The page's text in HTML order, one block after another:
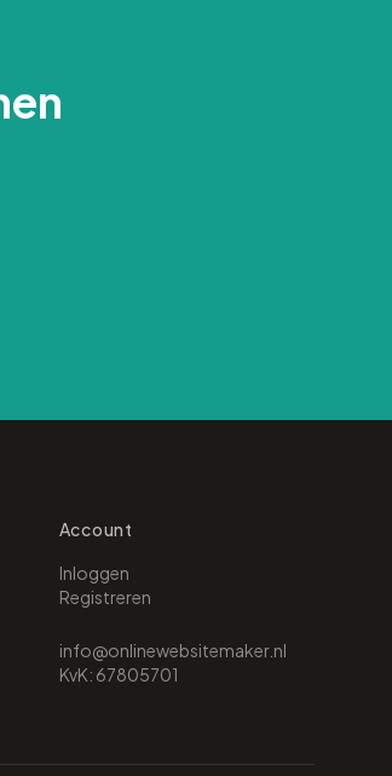
Account
Inloggen
Registreren
info@onlinewebsitemaker.nl
KvK: 67805701